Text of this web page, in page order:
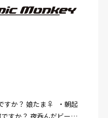
すか？ 娘たま♀ ・朝起
すか？ 夜呑んだビール